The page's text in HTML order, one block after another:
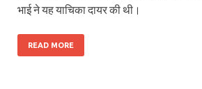
भाई ने यह याचिका दायर की थी।
READ MORE